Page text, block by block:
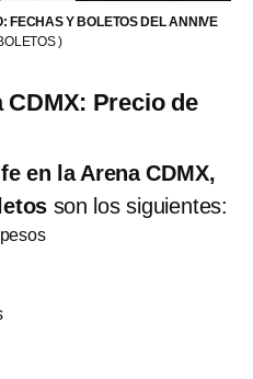
FECHAS Y BOLETOS DEL ANNIVE
)
CDMX: Precio de
en la Arena CDMX,
son los siguientes: